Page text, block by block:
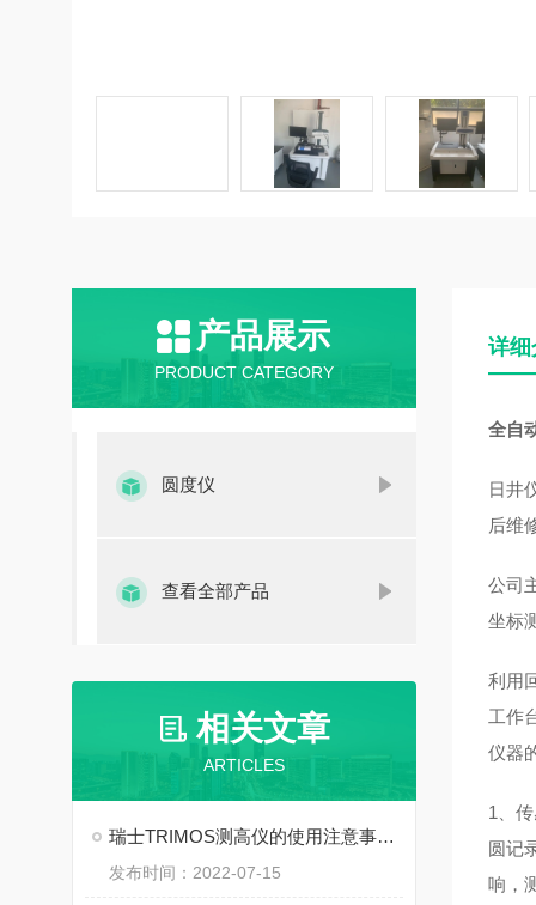
产品展示
PRODUCT CATEGORY
圆度仪
查看全部产品
相关文章
ARTICLES
瑞士TRIMOS测高仪的使用注意事项有哪些
发布时间：2022-07-15
详细
全自
日井
后维
公司
坐标
利用
工作
仪器
1、
圆记
响，